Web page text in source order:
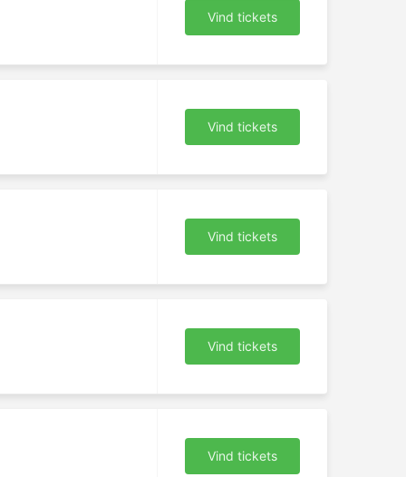
Vind tickets
Vind tickets
Vind tickets
Vind tickets
Vind tickets